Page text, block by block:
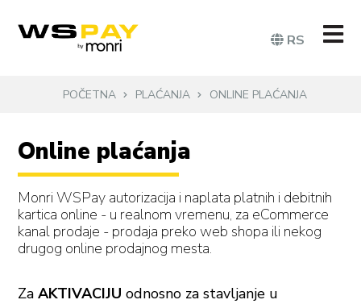
RS
POČETNA PLAĆANJA ONLINE PLAĆANJA
Online plaćanja
Monri WSPay autorizacija i naplata platnih i debitnih
kartica online - u realnom vremenu, za eCommerce
kanal prodaje - prodaja preko web shopa ili nekog
drugog online prodajnog mesta.
ZaAKTIVACIJU odnosno za stavljanje u